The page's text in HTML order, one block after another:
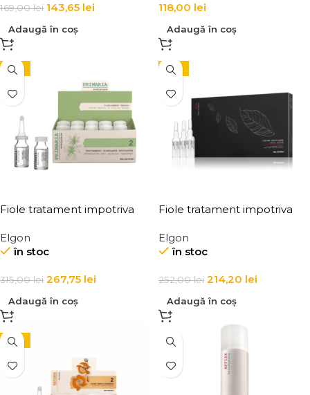
169,00lei 143,65 lei
Adaugă în coș
118,00 lei
Adaugă în coș
-15%
Fiole tratament impotriva
Primaria Anti Hair Loss
Elgon
în stoc
315,00lei 267,75 lei
Adaugă în coș
-15%
Fiole tratament impotriva
barbati Elgon Man
Stimulating Lotion
Elgon
în stoc
252,00lei 214,20 lei
Adaugă în coș
-15%